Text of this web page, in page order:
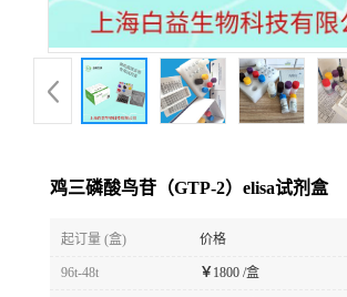
鸡三磷酸鸟苷（GTP-2）elisa试剂盒
起订量 (盒) 价格
96t-48t ￥ 1800 /盒